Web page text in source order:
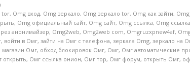
tor, Omg вход, Omg зеркало, Omg зеркало tor, Omg как зайти,
, Omg официальный сайт, Omg сайт, Omg ссылка, Omg
анонимайзер, Omg2web, Omg2web com, Omgruzxpnew4af,
, войти в Омг, зайти на Омг с телефона, зеркала Omg, зеркало на
магазин Омг, обход блокировок Омг, Омг, Омг автоматические
открыть, Омг ссылка онион, Омг тор, Омг форум, открыть Омг,